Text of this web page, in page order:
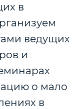
в
ведущих
и
о мало
в